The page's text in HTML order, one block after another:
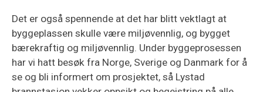
Det er også spennende at det har blitt vektlagt at
byggeplassen skulle være miljøvennlig, og bygget
bærekraftig og miljøvennlig. Under byggeprosessen
har vi hatt besøk fra Norge, Sverige og Danmark for å
se og bli informert om prosjektet, så Lystad